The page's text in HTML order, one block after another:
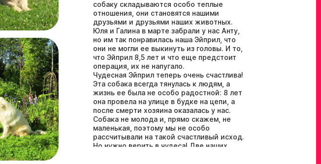
собаку складываются особо теплые
отношения, они становятся нашими
друзьями и друзьями наших животных.
Юля и Галина в марте забрали у нас Анту,
но им так понравилась наша Эйприл, что
они не могли ее выкинуть из головы. И то,
что Эйприл 8,5 лет и что еще предстоит
операция, их не напугало.
Чудесная Эйприл теперь очень счастлива!
Эта собака всегда тянулась к людям, а
жизнь ее была не особо радостной: 8 лет
она провела на улице в будке на цепи, а
после смерти хозяина оказалась у нас.
Собака не молода и, прямо скажем, не
маленькая, поэтому мы не особо
рассчитывали на такой счастливый исход.
Но нужно верить в чудеса! Две наших